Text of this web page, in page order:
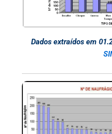
Dados extraídos em